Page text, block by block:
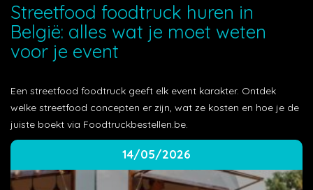
Streetfood foodtruck huren in
België: alles wat je moet weten
voor je event
Een streetfood foodtruck geeft elk event karakter. Ontdek
welke streetfood concepten er zijn, wat ze kosten en hoe je de
juiste boekt via Foodtruckbestellen.be.
14/05/2026